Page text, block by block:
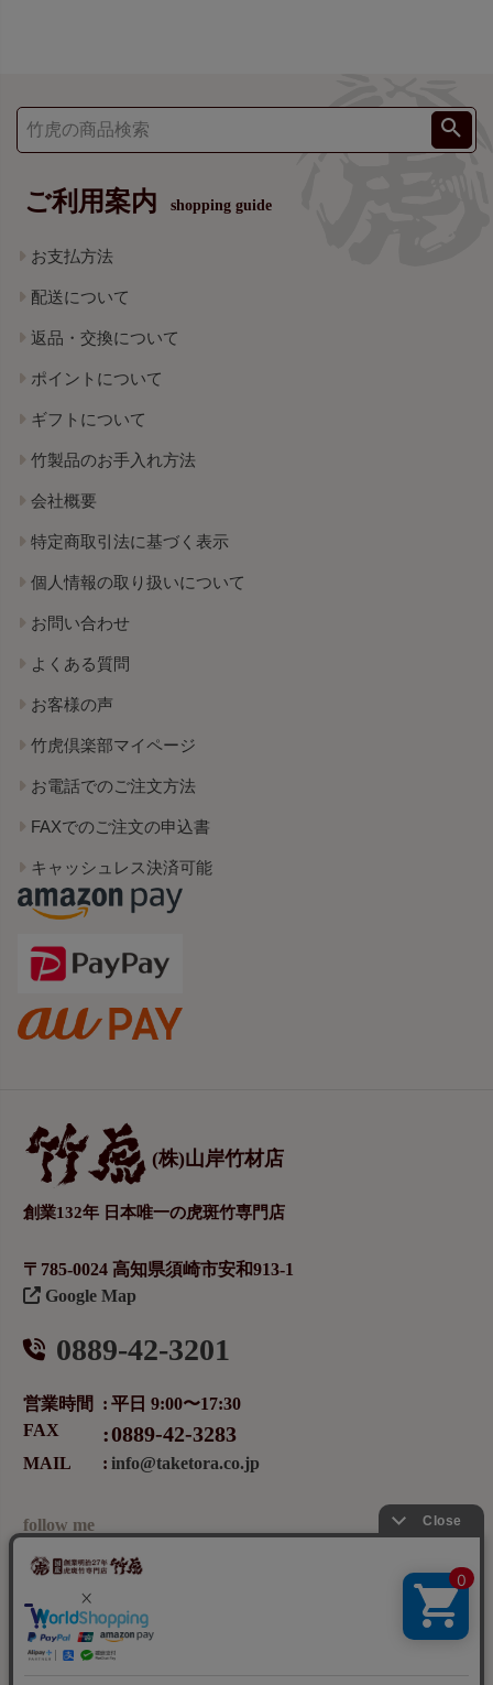
ご利用案内 shopping guide
お支払方法
配送について
返品・交換について
ポイントについて
ギフトについて
竹製品のお手入れ方法
会社概要
特定商取引法に基づく表示
個人情報の取り扱いについて
お問い合わせ
よくある質問
お客様の声
竹虎倶楽部マイページ
お電話でのご注文方法
FAXでのご注文の申込書
キャッシュレス決済可能
(株)山岸竹材店
創業132年 日本唯一の虎斑竹専門店
〒785-0024 高知県須崎市安和913-1
Google Map
0889-42-3201
営業時間
平日 9:00〜17:30
FAX
0889-42-3283
MAIL info@taketora.co.jp
follow me
メールマガジンの登録